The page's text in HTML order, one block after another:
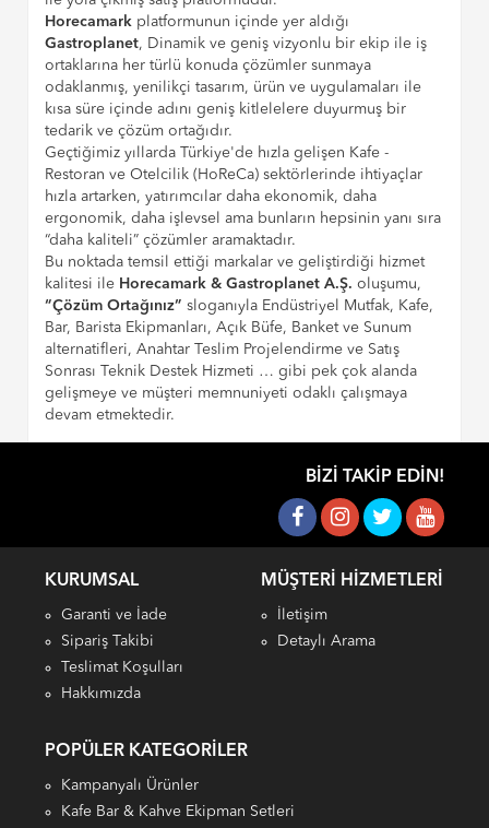
Horecamark platformunun içinde yer aldığı
Gastroplanet, Dinamik ve geniş vizyonlu bir ekip ile iş
ortaklarına her türlü konuda çözümler sunmaya
odaklanmış, yenilikçi tasarım, ürün ve uygulamaları ile
kısa süre içinde adını geniş kitlelelere duyurmuş bir
tedarik ve çözüm ortağıdır.
Geçtiğimiz yıllarda Türkiye'de hızla gelişen Kafe -
Restoran ve Otelcilik (HoReCa) sektörlerinde ihtiyaçlar
hızla artarken, yatırımcılar daha ekonomik, daha
ergonomik, daha işlevsel ama bunların hepsinin yanı sıra
“daha kaliteli” çözümler aramaktadır.
Bu noktada temsil ettiği markalar ve geliştirdiği hizmet
kalitesi ile Horecamark & Gastroplanet A.Ş. oluşumu,
“Çözüm Ortağınız” sloganıyla Endüstriyel Mutfak, Kafe,
Bar, Barista Ekipmanları, Açık Büfe, Banket ve Sunum
alternatifleri, Anahtar Teslim Projelendirme ve Satış
Sonrası Teknik Destek Hizmeti … gibi pek çok alanda
gelişmeye ve müşteri memnuniyeti odaklı çalışmaya
devam etmektedir.
BIZI TAKIP EDIN!
KURUMSAL
Garanti ve İade
Sipariş Takibi
Teslimat Koşulları
Hakkımızda
MÜŞTERI HIZMETLERI
İletişim
Detaylı Arama
POPÜLER KATEGORILER
Kampanyalı Ürünler
Kafe Bar & Kahve Ekipman Setleri